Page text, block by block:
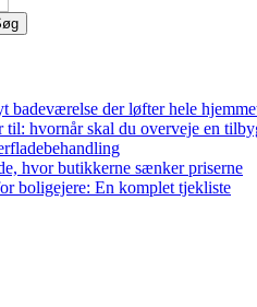
badeværelse der løfter hele
til: hvornår skal du overveje en
hvor butikkerne sænker priserne
boligejere: En komplet tjekliste